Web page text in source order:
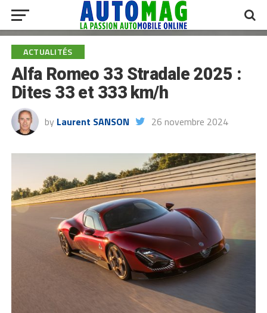
ACTUALITÉS
Alfa Romeo 33 Stradale 2025 :
Dites 33 et 333 km/h
by Laurent SANSON 26 novembre 2024